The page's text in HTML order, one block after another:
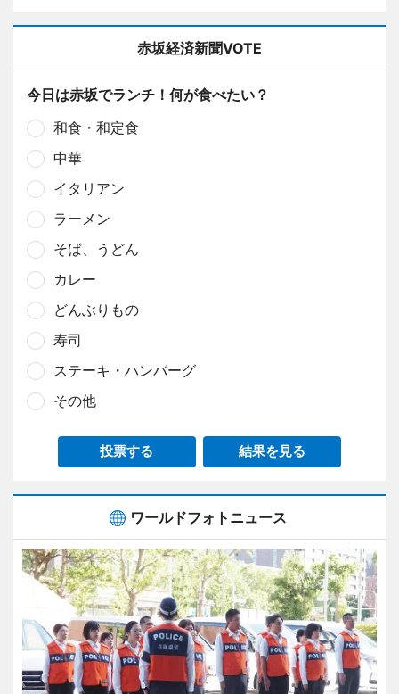
赤坂経済新聞VOTE
今日は赤坂でランチ！何が食べたい？
和食・和定食
中華
イタリアン
ラーメン
そば、うどん
カレー
どんぶりもの
寿司
ステーキ・ハンバーグ
その他
投票する 結果を見る
ワールドフォトニュース